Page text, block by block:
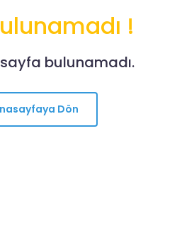
!
bulunamadı.
Dön